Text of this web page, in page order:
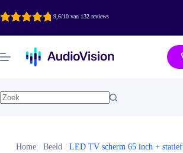
naar
inhoud
9,6/10 van 132 reviews
Home/ Beeld/ LED TV scherm 65 inch + statief